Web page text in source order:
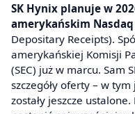
SK Hynix planuje w
amerykańskim Nasdaq
Depositary Receipts).
amerykańskiej Komisji
(SEC) już w marcu. Sam
szczegóły oferty – w
zostały jeszcze